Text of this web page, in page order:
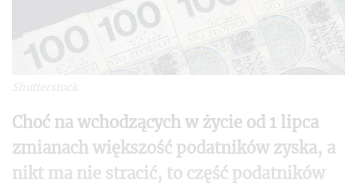
Choć na wchodzących w życie od 1 lipca
zmianach większość podatników zyska, a
nikt ma nie stracić, to część podatników